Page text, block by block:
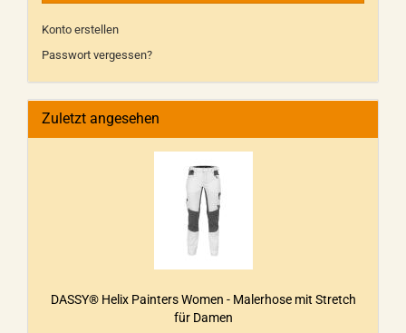
Konto erstellen
Passwort vergessen?
Zuletzt angesehen
DASSY® Helix Painters Women - Malerhose mit Stretch
für Damen